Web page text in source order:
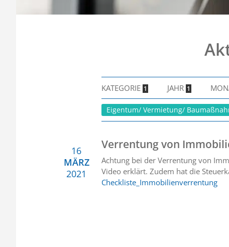
KATEGORIE 1 JAHR 1
Eigentum/ Vermietung/
16
MÄRZ
2021
Verrentung von
Achtung bei der Verrentung von
Video erklärt. Zudem hat die
Checkliste_Immobilienverrentung